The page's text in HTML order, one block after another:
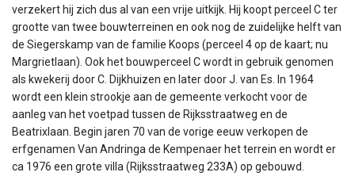
verzekert hij zich dus al van een vrije uitkijk. Hij koopt perceel C ter
grootte van twee bouwterreinen en ook nog de zuidelijke helft van
de Siegerskamp van de familie Koops (perceel 4 op de kaart; nu
Margrietlaan). Ook het bouwperceel C wordt in gebruik genomen
als kwekerij door C. Dijkhuizen en later door J. van Es. In 1964
wordt een klein strookje aan de gemeente verkocht voor de
aanleg van het voetpad tussen de Rijksstraatweg en de
Beatrixlaan. Begin jaren 70 van de vorige eeuw verkopen de
erfgenamen Van Andringa de Kempenaer het terrein en wordt er
ca 1976 een grote villa (Rijksstraatweg 233A) op gebouwd.